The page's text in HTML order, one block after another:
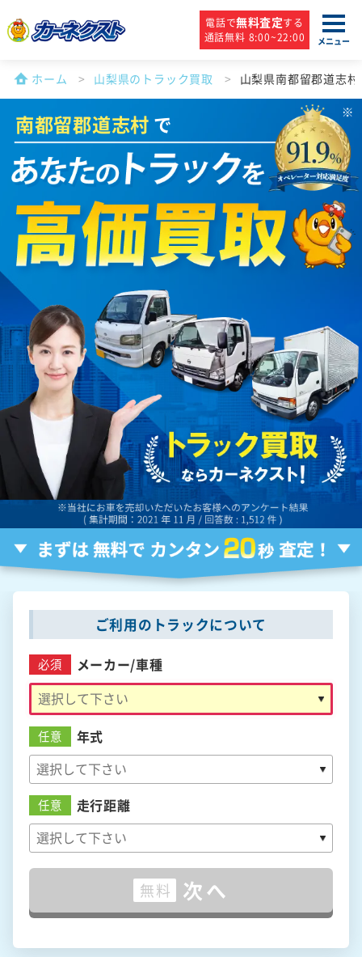
電話で無料査定する
通話無料 8:00~22:00
メニュー
ホーム 山梨県のトラック買取 山梨県南都留郡道志
南都留郡道志村 で
ご利用のトラックについて
必須 メーカー/車種
任意 年式
任意 走行距離
無料 次へ